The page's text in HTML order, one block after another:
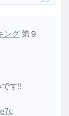
ング第９
す!!